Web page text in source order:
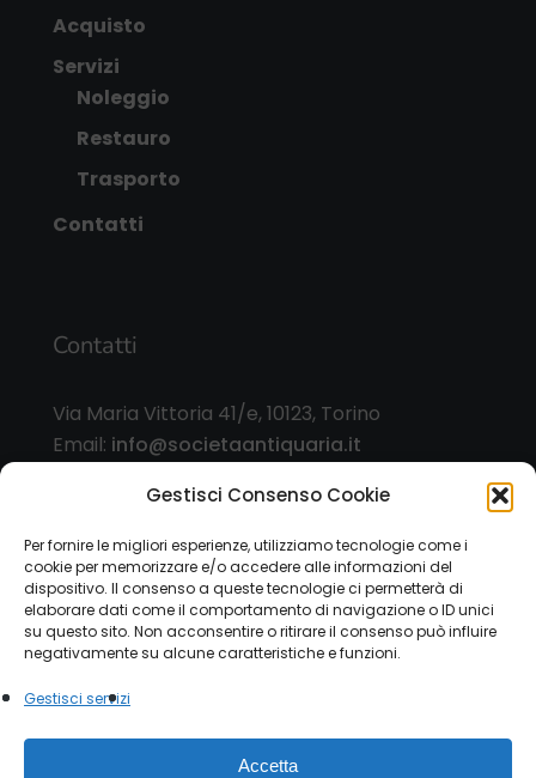
Gestisci Consenso Cookie
Per fornire le migliori esperienze, utilizziamo tecnologie come i
cookie per memorizzare e/o accedere alle informazioni del
dispositivo. Il consenso a queste tecnologie ci permetterà di
elaborare dati come il comportamento di navigazione o ID unici
su questo sito. Non acconsentire o ritirare il consenso può influire
negativamente su alcune caratteristiche e funzioni.
Gestisci servizi
Accetta
Acquisto
Servizi
Noleggio
Restauro
Trasporto
Contatti
Contatti
Via Maria Vittoria 41/e, 10123, Torino
Email: info@societaantiquaria.it
Orari:
dal lunedì al sabato, 9.00/13.00 – 15.30/19.30, o
su appuntamento
© 2026 Società Antiquaria. - P.IVA 12151470015 |